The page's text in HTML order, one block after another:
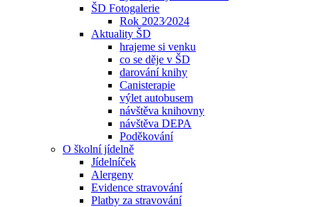
ŠD Fotogalerie
Rok 2023⁄2024
Aktuality ŠD
hrajeme si venku
co se děje v ŠD
darování knihy
Canisterapie
výlet autobusem
návštěva knihovny
návštěva DEPA
Poděkování
O školní jídelně
Jídelníček
Alergeny
Evidence stravování
Platby za stravování